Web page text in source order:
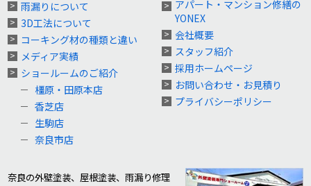
雨漏りについて
3D工法について
コーキング材の種類と違い
メディア実績
ショールームのご紹介
橿原・田原本店
香芝店
生駒店
奈良市店
アパート・マンション修繕の
YONEX
会社概要
スタッフ紹介
採用ホームページ
お問い合わせ・お見積り
プライバシーポリシー
奈良の外壁塗装、屋根塗装、雨漏り修理